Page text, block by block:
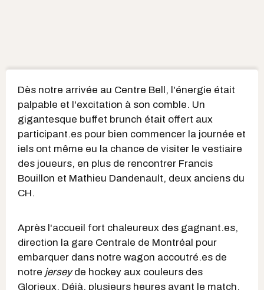
Dès notre arrivée au Centre Bell, l'énergie était
palpable et l'excitation à son comble. Un
gigantesque buffet brunch était offert aux
participant.es pour bien commencer la journée et
iels ont même eu la chance de visiter le vestiaire
des joueurs, en plus de rencontrer Francis
Bouillon et Mathieu Dandenault, deux anciens du
CH.
Après l'accueil fort chaleureux des gagnant.es,
direction la gare Centrale de Montréal pour
embarquer dans notre wagon accoutré.es de
notre jerseyde hockey aux couleurs des
Glorieux. Déjà, plusieurs heures avant le match,